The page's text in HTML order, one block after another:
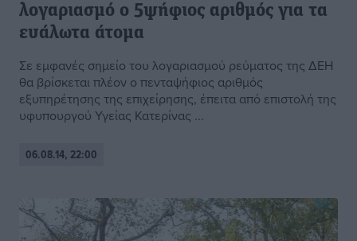
λογαριασμό ο 5ψήφιος αριθμός για τα
ευάλωτα άτομα
Σε εμφανές σημείο του λογαριασμού ρεύματος της ΔΕΗ
θα βρίσκεται πλέον ο πενταψήφιος αριθμός
εξυπηρέτησης της επιχείρησης, έπειτα από επιστολή της
υφυπουργού Υγείας Κατερίνας ...
06.08.14, 22:00